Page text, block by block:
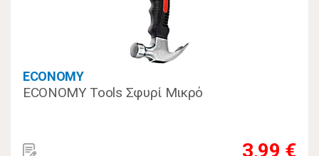
ECONOMY
ECONOMY Tools Σφυρί Μικρό
3,99 €